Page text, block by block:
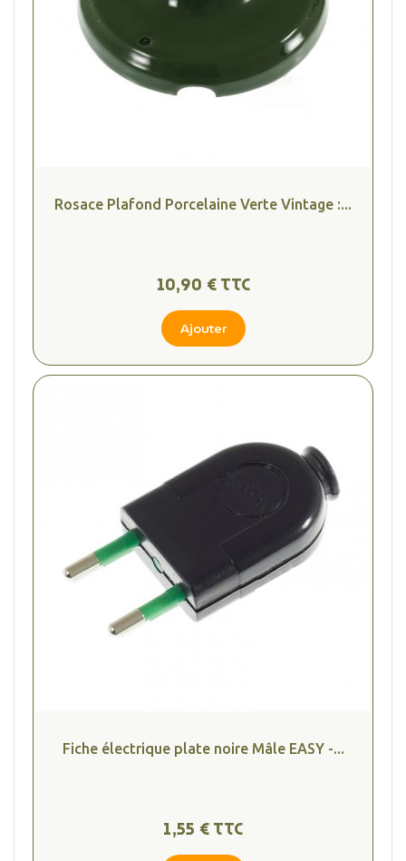
Rosace Plafond Porcelaine Verte Vintage :...
10,90 € TTC
Ajouter
Fiche électrique plate noire Mâle EASY -...
1,55 € TTC